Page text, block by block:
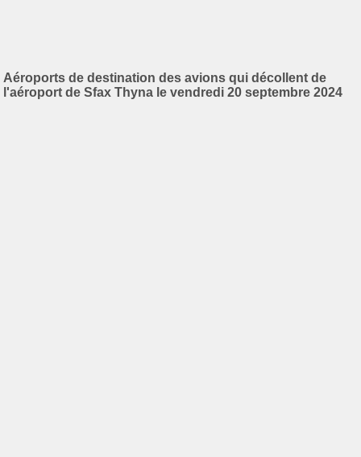
Aéroports de destination des avions qui décollent de
l'aéroport de Sfax Thyna le vendredi 20 septembre 2024